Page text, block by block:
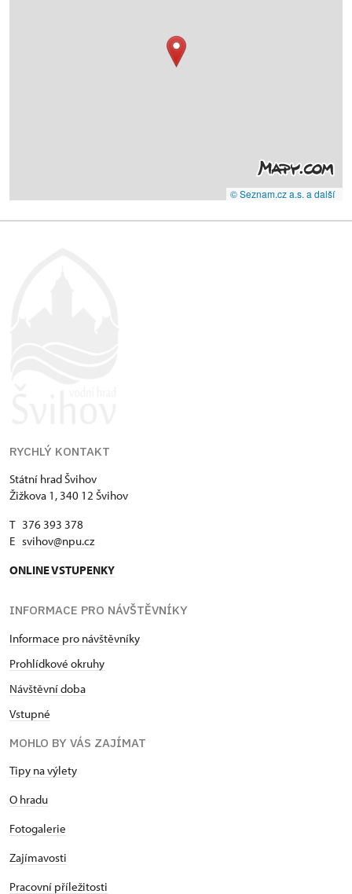
© Seznam.cz a.s. a další
RYCHLÝ KONTAKT
Státní hrad Švihov
Žižkova 1, 340 12 Švihov
T 376 393 378
E svihov@npu.cz
ONLINE VSTUPENKY
INFORMACE PRO NÁVŠTĚVNÍKY
Informace pro návštěvníky
Prohlídkové okruhy
Návštěvní doba
Vstupné
MOHLO BY VÁS ZAJÍMAT
Tipy na výlety
O hradu
Fotogalerie
Zajímavosti
Pracovní příležitosti